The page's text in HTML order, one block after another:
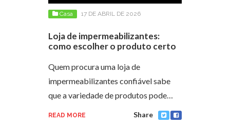
Casa 17 DE ABRIL DE 2026
Loja de impermeabilizantes:
como escolher o produto certo
Quem procura uma loja de
impermeabilizantes confiável sabe
que a variedade de produtos pode…
READ MORE Share